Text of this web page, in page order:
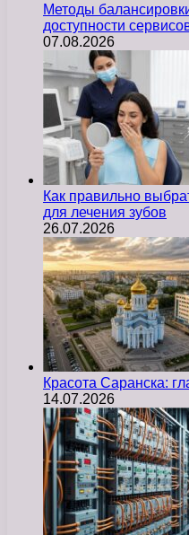
Методы
доступности
07.08.2026
Как правильно
для лечения зубов
26.07.2026
Красота Саранска:
14.07.2026